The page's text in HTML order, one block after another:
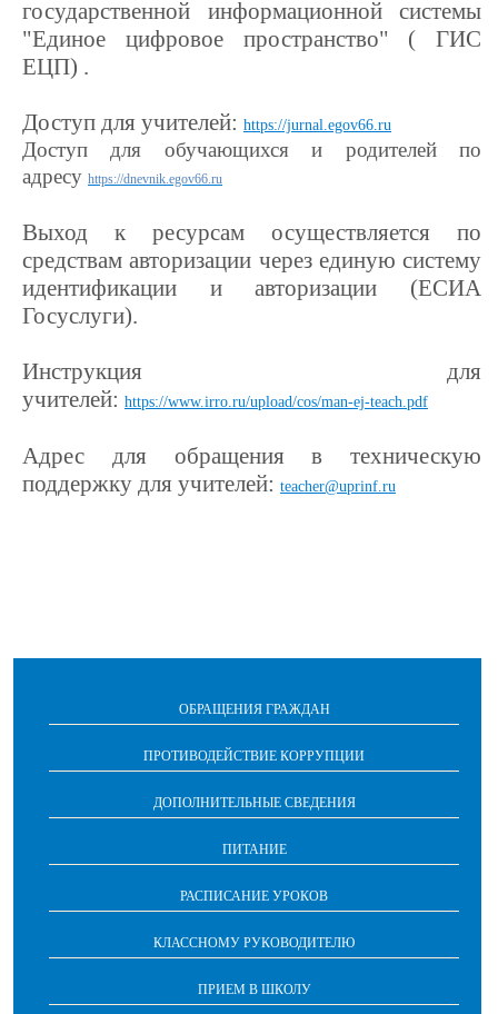
государственной информационной системы
"Единое цифровое пространство" ( ГИС
ЕЦП) .
Доступ для учителей: https://jurnal.egov66.ru
Доступ для обучающихся и родителей по
адресу https://dnevnik.egov66.ru
Выход к ресурсам осуществляется по
средствам авторизации через единую систему
идентификации и авторизации (ЕСИА
Госуслуги).
Инструкция для
учителей: https://www.irro.ru/upload/cos/man-ej-teach.pdf
Адрес для обращения в техническую
поддержку для учителей: teacher@uprinf.ru
ОБРАЩЕНИЯ ГРАЖДАН
ПРОТИВОДЕЙСТВИЕ КОРРУПЦИИ
ДОПОЛНИТЕЛЬНЫЕ СВЕДЕНИЯ
ПИТАНИЕ
РАСПИСАНИЕ УРОКОВ
КЛАССНОМУ РУКОВОДИТЕЛЮ
ПРИЕМ В ШКОЛУ